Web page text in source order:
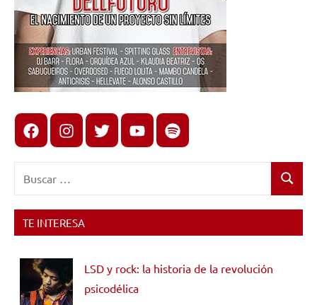
FacebookInstagram
X youtubespotify
Buscar
TE INTERESA
LSD y rock: la historia de la revolución
psicodélica